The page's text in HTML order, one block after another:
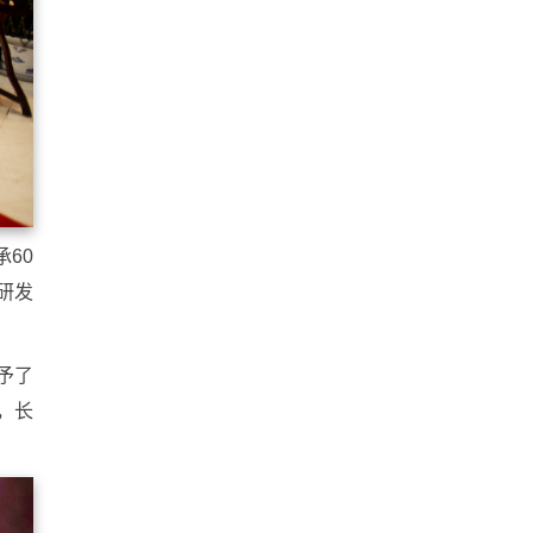
60
发
了
长